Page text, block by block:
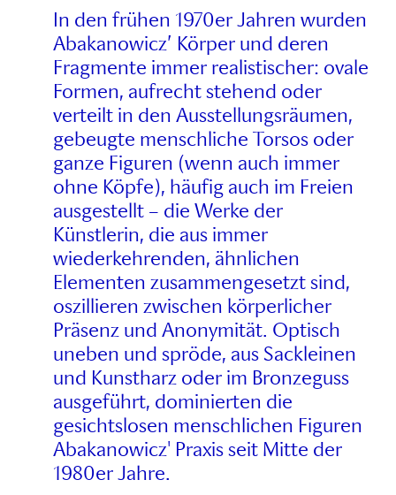
In den frühen 1970er Jahren wurden
Abakanowicz’ Körper und deren
Fragmente immer realistischer: ovale
Formen, aufrecht stehend oder
verteilt in den Ausstellungsräumen,
gebeugte menschliche Torsos oder
ganze Figuren (wenn auch immer
ohne Köpfe), häufig auch im Freien
ausgestellt – die Werke der
Künstlerin, die aus immer
wiederkehrenden, ähnlichen
Elementen zusammengesetzt sind,
oszillieren zwischen körperlicher
Präsenz und Anonymität. Optisch
uneben und spröde, aus Sackleinen
und Kunstharz oder im Bronzeguss
ausgeführt, dominierten die
gesichtslosen menschlichen Figuren
Abakanowicz' Praxis seit Mitte der
1980er Jahre.